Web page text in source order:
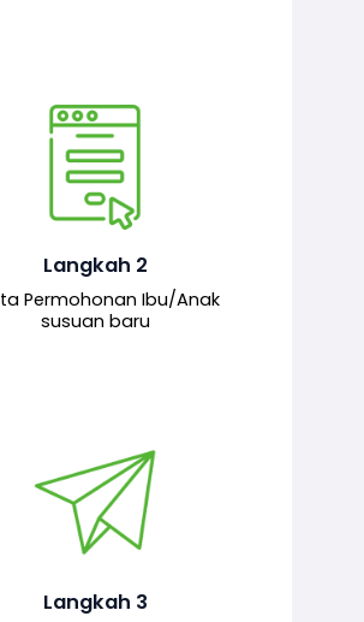
Langkah 2
Permohonan Ibu/Anak
susuan baru
mengisi borang
bagi pendaftaran
baharu melalui sistem.
Langkah 3
yang lengkap dihantar
proses semakan dan
bertanggungjawab.